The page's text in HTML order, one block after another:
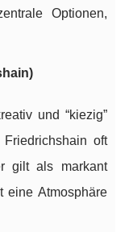
Optionen,
und “kiezig”
oft
gilt als markant
eine Atmosphäre